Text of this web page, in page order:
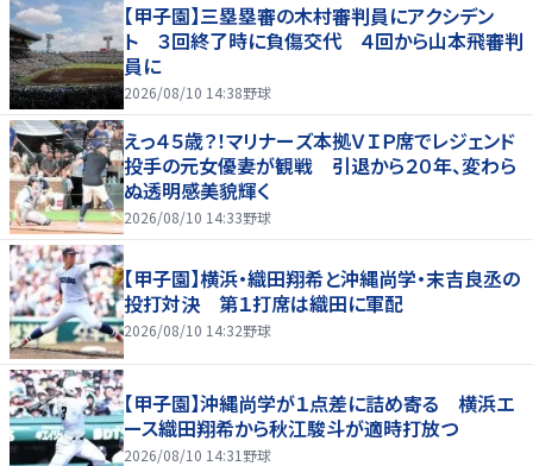
【甲子園】三塁塁審の木村審判員にアクシデン
ト ３回終了時に負傷交代 ４回から山本飛審判
員に
2026/08/10 14:38野球
えっ４５歳？！マリナーズ本拠ＶＩＰ席でレジェンド
投手の元女優妻が観戦 引退から２０年、変わら
ぬ透明感美貌輝く
2026/08/10 14:33野球
【甲子園】横浜・織田翔希と沖縄尚学・末吉良丞の
投打対決 第１打席は織田に軍配
2026/08/10 14:32野球
【甲子園】沖縄尚学が１点差に詰め寄る 横浜エ
ース織田翔希から秋江駿斗が適時打放つ
2026/08/10 14:31 野球